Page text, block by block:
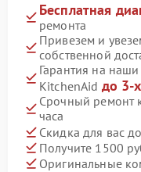
Бесплатная
ремонта
Привезем и
собственной
Гарантия на
KitchenAid до 3-
Срочный ремонт
часа
Скидка для вас до
Получите 1500
Оригинальные